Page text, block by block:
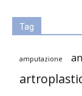
Tag
amputazione